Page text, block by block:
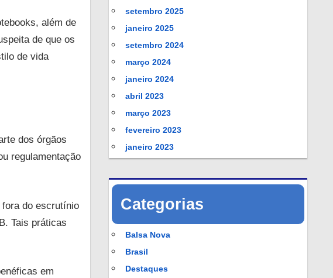
além de
de que os
de vida
dos órgãos
regulamentação
do escrutínio
Tais práticas
em
setembro 2025
janeiro 2025
setembro 2024
março 2024
janeiro 2024
abril 2023
março 2023
fevereiro 2023
janeiro 2023
Categorias
Balsa Nova
Brasil
Destaques